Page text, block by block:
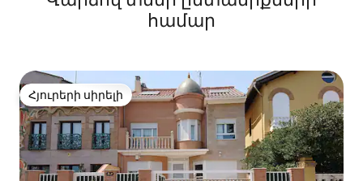
համար
Հյուրերի սիրելի
Հյուրերի սիրելի